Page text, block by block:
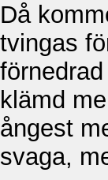
Då
tvingas
klämd
ångest
svaga,